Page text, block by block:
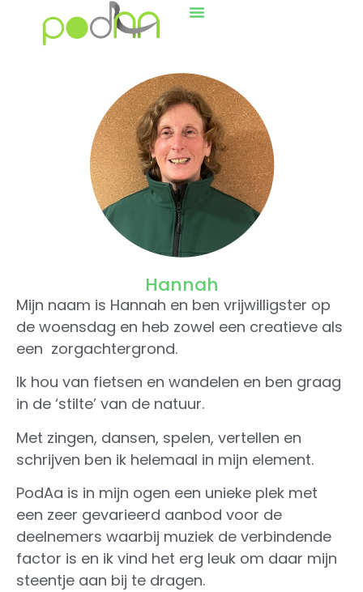
Hannah
Mijn naam is Hannah en ben vrijwilligster op
de woensdag en heb zowel een creatieve als
een zorgachtergrond.
Ik hou van fietsen en wandelen en ben graag
in de ‘stilte’ van de natuur.
Met zingen, dansen, spelen, vertellen en
schrijven ben ik helemaal in mijn element.
PodAa is in mijn ogen een unieke plek met
een zeer gevarieerd aanbod voor de
deelnemers waarbij muziek de verbindende
factor is en ik vind het erg leuk om daar mijn
steentje aan bij te dragen.